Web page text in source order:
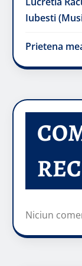
Iubesti
Prietena
Niciun